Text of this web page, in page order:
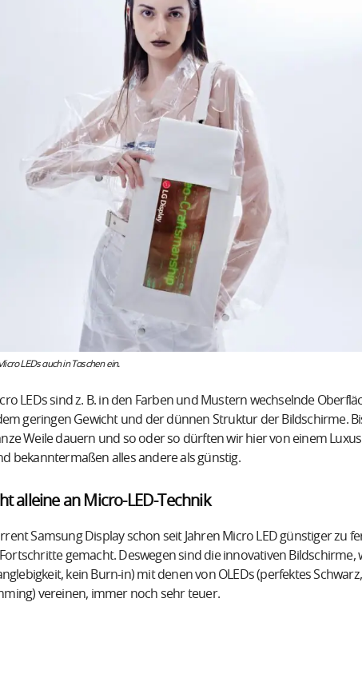
LEDs auch in Taschen ein.
LEDs sind z. B. in den Farben und Mustern wechselnde
geringen Gewicht und der dünnen Struktur der Bildschirme.
Weile dauern und so oder so dürften wir hier von einem
bekanntermaßen alles andere als günstig.
alleine an Micro-LED-Technik
Samsung Display schon seit Jahren Micro LED günstiger zu
gemacht. Deswegen sind die innovativen Bildschirme,
kein Burn-in) mit denen von OLEDs (perfektes
vereinen, immer noch sehr teuer.